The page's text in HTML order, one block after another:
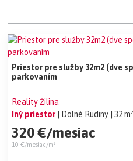
Priestor pre služby 32m2 (dve
parkovaním
Reality Žilina
Iný priestor
| Dolné Rudiny | 32 m²
320 €/mesiac
10 €/mesiac/m²